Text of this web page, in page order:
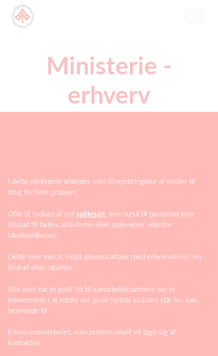
Ministerie -
erhverv
I dette ministerie arbejdes med tilvejebringelse af midler til
brug for hele gruppen.
Ofte til indkøb af nyt spillesæt , men også til paradetøj eller
tilskud til fælles aktiviteter eller oplevelser udenfor
håndboldbanen.
Dette sker ved at indgå sponsoraftaler med erhvervslivet om
tilskud eller rabatter.
Alle som har et godt tip til samarbejdspartnere der er
interesseret i at støtte det gode formål klubben står for, kan
henvende til
Erhvervsministeriet, som professionelt vil tage sig af
kontakten.